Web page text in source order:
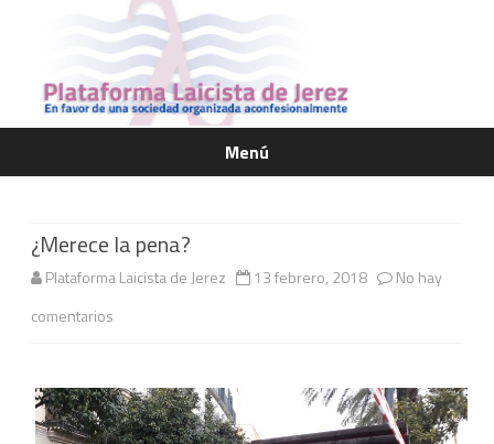
Menú
Saltar
¿Merece la pena?
Plataforma Laicista de Jerez 13 febrero, 2018
No hay
comentarios
la
pena?